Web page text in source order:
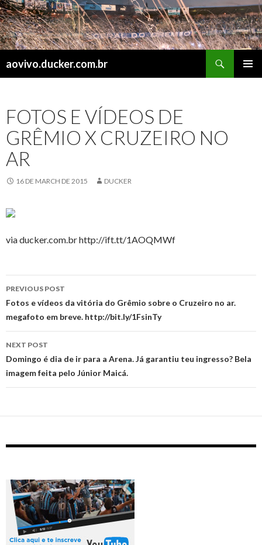
aovivo.ducker.com.br
FOTOS E VÍDEOS DE
GRÊMIO X CRUZEIRO NO
AR
16 DE MARCH DE 2015 DUCKER
via ducker.com.br http://ift.tt/1AOQMWf
Post
navigation
PREVIOUS POST
Fotos e vídeos da vitória do Grêmio sobre o Cruzeiro no ar.
megafoto em breve. http://bit.ly/1FsinTy
NEXT POST
Domingo é dia de ir para a Arena. Já garantiu teu ingresso? Bela
imagem feita pelo Júnior Maicá.